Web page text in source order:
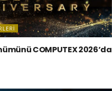
COMPUTEX 2026’da